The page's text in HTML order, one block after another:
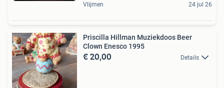
Vlijmen 24 jul 26
Priscilla Hillman Muziekdoos Beer
Clown Enesco 1995
€ 20,00 Details